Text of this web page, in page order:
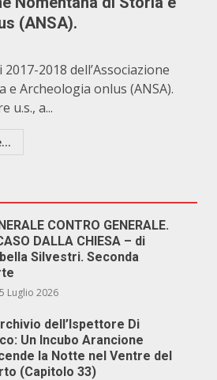
(ANSA).
2018 dell’Associazione
e Archeologia onlus (ANSA).
u.s., a...
CONTRO GENERALE.
DALLA CHIESA – di
Silvestri. Seconda
Luglio 2026
dell’Ispettore Di
Un Incubo Arancione
la Notte nel Ventre del
(Capitolo 33)